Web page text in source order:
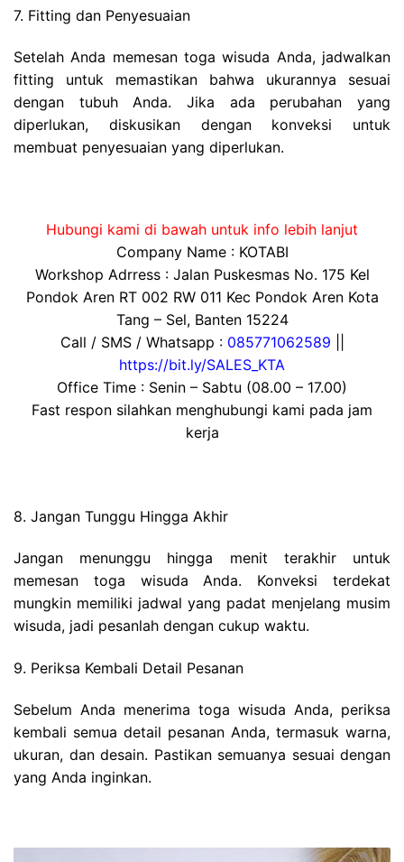
7. Fitting dan Penyesuaian
Setelah Anda memesan toga wisuda Anda, jadwalkan
fitting untuk memastikan bahwa ukurannya sesuai
dengan tubuh Anda. Jika ada perubahan yang
diperlukan, diskusikan dengan konveksi untuk
membuat penyesuaian yang diperlukan.
Hubungi kami di bawah untuk info lebih lanjut
Company Name : KOTABI
Workshop Adrress : Jalan Puskesmas No. 175 Kel
Pondok Aren RT 002 RW 011 Kec Pondok Aren Kota
Tang – Sel, Banten 15224
Call / SMS / Whatsapp : 085771062589
https://bit.ly/SALES_KTA
Office Time : Senin – Sabtu (08.00 – 17.00)
Fast respon silahkan menghubungi kami pada jam
kerja
8. Jangan Tunggu Hingga Akhir
Jangan menunggu hingga menit terakhir untuk
memesan toga wisuda Anda. Konveksi terdekat
mungkin memiliki jadwal yang padat menjelang musim
wisuda, jadi pesanlah dengan cukup waktu.
9. Periksa Kembali Detail Pesanan
Sebelum Anda menerima toga wisuda Anda, periksa
kembali semua detail pesanan Anda, termasuk warna,
ukuran, dan desain. Pastikan semuanya sesuai dengan
yang Anda inginkan.